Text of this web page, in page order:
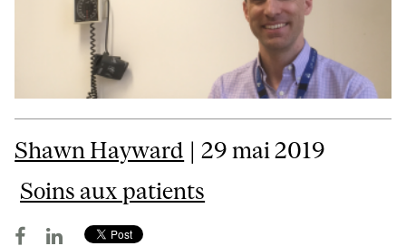
Shawn Hayward | 29 mai 2019
Soins aux patients